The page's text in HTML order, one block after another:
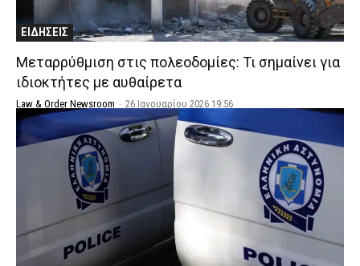
ΕΙΔΗΣΕΙΣ
Μεταρρύθμιση στις πολεοδομίες: Τι σημαίνει για
ιδιοκτήτες με αυθαίρετα
Law & Order Newsroom - 26 Ιανουαρίου 2026 19:56